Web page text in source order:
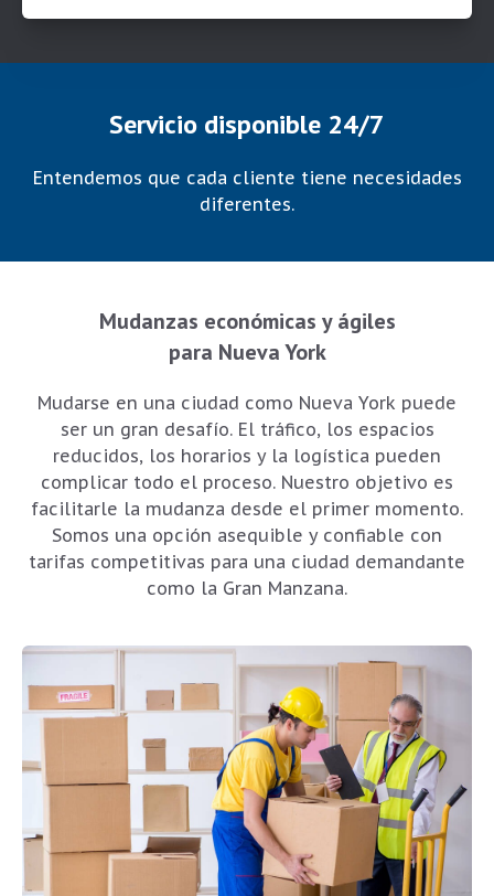
Servicio disponible 24/7
Entendemos que cada cliente tiene necesidades
diferentes.
Mudanzas económicas y ágiles
para Nueva York
Mudarse en una ciudad como Nueva York puede
ser un gran desafío. El tráfico, los espacios
reducidos, los horarios y la logística pueden
complicar todo el proceso. Nuestro objetivo es
facilitarle la mudanza desde el primer momento.
Somos una opción asequible y confiable con
tarifas competitivas para una ciudad demandante
como la Gran Manzana.